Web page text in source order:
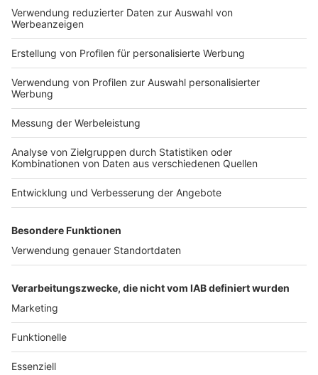
Anmelden
* Pflichtfeld
Impressum AGB